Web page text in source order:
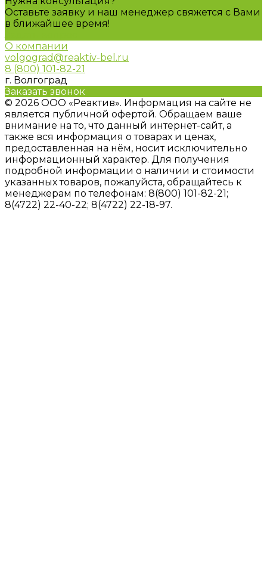
Оставьте заявку и наш менеджер свяжется с Вами
в ближайшее время!
О компании
volgograd@reaktiv-bel.ru
8 (800) 101-82-21
г. Волгоград
Заказать звонок
© 2026 ООО «Реактив». Информация на сайте не
является публичной офертой. Обращаем ваше
внимание на то, что данный интернет-сайт, а
также вся информация о товарах и ценах,
предоставленная на нём, носит исключительно
информационный характер. Для получения
подробной информации о наличии и стоимости
указанных товаров, пожалуйста, обращайтесь к
менеджерам по телефонам: 8(800) 101-82-21;
8(4722) 22-40-22; 8(4722) 22-18-97.